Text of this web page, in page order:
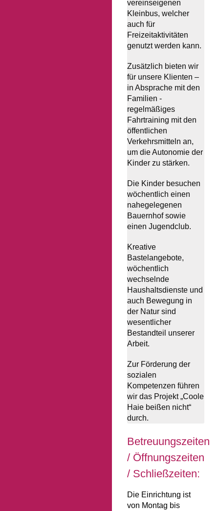
vereinseigenen
Kleinbus, welcher
auch für
Freizeitaktivitäten
genutzt werden kann.
Zusätzlich bieten wir
für unsere Klienten –
in Absprache mit den
Familien -
regelmäßiges
Fahrtraining mit den
öffentlichen
Verkehrsmitteln an,
um die Autonomie der
Kinder zu stärken.
Die Kinder besuchen
wöchentlich einen
nahegelegenen
Bauernhof sowie
einen Jugendclub.
Kreative
Bastelangebote,
wöchentlich
wechselnde
Haushaltsdienste und
auch Bewegung in
der Natur sind
wesentlicher
Bestandteil unserer
Arbeit.
Zur Förderung der
sozialen
Kompetenzen führen
wir das Projekt „Coole
Haie beißen nicht“
durch.
Betreuungszeiten
/ Öffnungszeiten
/ Schließzeiten:
Die Einrichtung ist
von Montag bis